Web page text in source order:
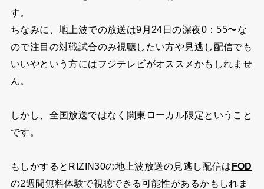
す。
ちなみに、地上波での放送は9月24日の深夜0：55〜な
ので注目の対戦試合のみ視聴したい方や見逃し配信でも
いいやという方にはフジテレビがオススメかもしれませ
ん。
しかし、全国放送ではなく関東ローカル限定ということ
です。
もしかするとRIZIN30の地上波放送の見逃し配信はFOD
の2週間無料体験で視聴できる可能性があるかもしれま